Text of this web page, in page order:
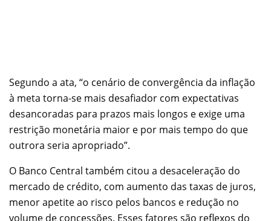
Segundo a ata, “o cenário de convergência da inflação
à meta torna-se mais desafiador com expectativas
desancoradas para prazos mais longos e exige uma
restrição monetária maior e por mais tempo do que
outrora seria apropriado”.
O Banco Central também citou a desaceleração do
mercado de crédito, com aumento das taxas de juros,
menor apetite ao risco pelos bancos e redução no
volume de concessões. Esses fatores são reflexos do